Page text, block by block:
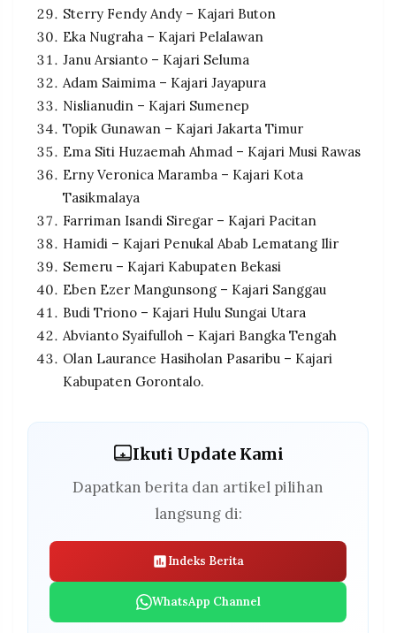
Sterry Fendy Andy – Kajari Buton
Eka Nugraha – Kajari Pelalawan
Janu Arsianto – Kajari Seluma
Adam Saimima – Kajari Jayapura
Nislianudin – Kajari Sumenep
Topik Gunawan – Kajari Jakarta Timur
Ema Siti Huzaemah Ahmad – Kajari Musi Rawas
Erny Veronica Maramba – Kajari Kota
Tasikmalaya
Farriman Isandi Siregar – Kajari Pacitan
Hamidi – Kajari Penukal Abab Lematang Ilir
Semeru – Kajari Kabupaten Bekasi
Eben Ezer Mangunsong – Kajari Sanggau
Budi Triono – Kajari Hulu Sungai Utara
Abvianto Syaifulloh – Kajari Bangka Tengah
Olan Laurance Hasiholan Pasaribu – Kajari
Kabupaten Gorontalo.
Ikuti Update Kami
Dapatkan berita dan artikel pilihan
langsung di:
Indeks Berita
WhatsApp Channel